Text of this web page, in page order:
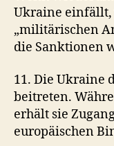
Ukraine einfällt,
„militärischen
die Sanktionen
11. Die Ukraine
beitreten.
erhält sie
europäischen